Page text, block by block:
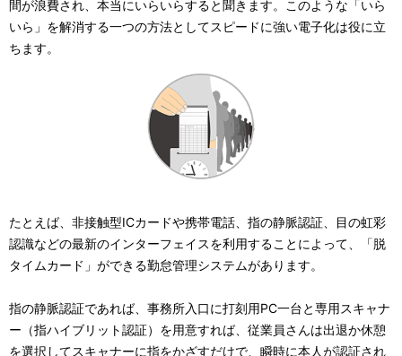
間が浪費され、本当にいらいらすると聞きます。このような「いら
いら」を解消する一つの方法としてスピードに強い電子化は役に立
ちます。
たとえば、非接触型ICカードや携帯電話、指の静脈認証、目の虹彩
認識などの最新のインターフェイスを利用することによって、「脱
タイムカード」ができる勤怠管理システムがあります。
指の静脈認証であれば、事務所入口に打刻用PC一台と専用スキャナ
ー（指ハイブリット認証）を用意すれば、従業員さんは出退か休憩
を選択してスキャナーに指をかざすだけで、瞬時に本人が認証され